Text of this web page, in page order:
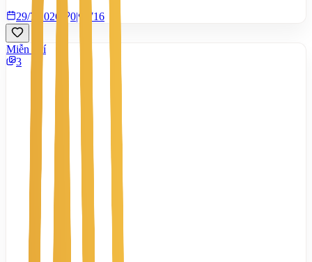
29/7/2026
0| 716
Miễn phí
3